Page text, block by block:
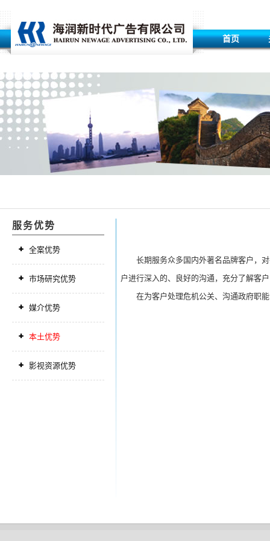
首页
服务优势
全案优势
市场研究优势
媒介优势
本土优势
影视资源优势
长期服务众多国内外著名品牌客户，对
户进行深入的、良好的沟通，充分了解客
在为客户处理危机公关、沟通政府职